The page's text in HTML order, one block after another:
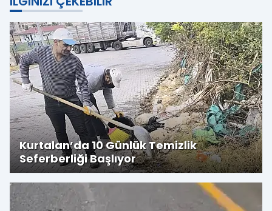
Kurtalan’da 10 Günlük Temizlik
Seferberliği Başlıyor